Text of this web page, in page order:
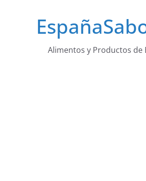
Alimentos y Productos de